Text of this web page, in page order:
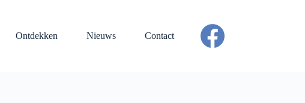
Ontdekken Nieuws Contact